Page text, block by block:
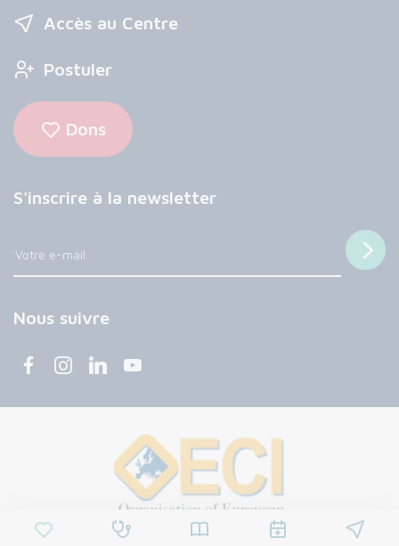
Accès au Centre
Postuler
Dons
S'inscrire à la newsletter
Nous suivre